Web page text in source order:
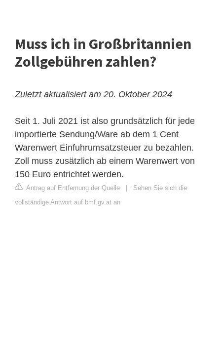
Muss ich in Großbritannien
Zollgebühren zahlen?
Zuletzt aktualisiert am 20. Oktober 2024
Seit 1. Juli 2021 ist also grundsätzlich für jede
importierte Sendung/Ware ab dem 1 Cent
Warenwert Einfuhrumsatzsteuer zu bezahlen.
Zoll muss zusätzlich ab einem Warenwert von
150 Euro entrichtet werden.
Antrag auf Entfernung der Quelle
Sehen Sie sich die
vollständige Antwort auf bmf.gv.at an